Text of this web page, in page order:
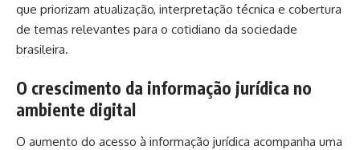
que priorizam atualização, interpretação técnica e cobertura
de temas relevantes para o cotidiano da sociedade
brasileira.
O crescimento da informação jurídica no
ambiente digital
O aumento do acesso à informação jurídica acompanha uma